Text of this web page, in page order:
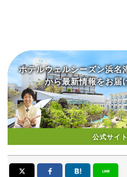
ホテルウェルシーズン浜名
から最新情報をお届
公式サイ